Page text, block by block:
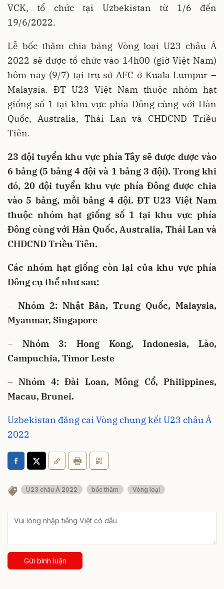
VCK, tổ chức tại Uzbekistan từ 1/6 đến
19/6/2022.
Lễ bốc thăm chia bảng Vòng loại U23 châu Á
2022 sẽ được tổ chức vào 14h00 (giờ Việt Nam)
hôm nay (9/7) tại trụ sở AFC ở Kuala Lumpur –
Malaysia. ĐT U23 Việt Nam thuộc nhóm hạt
giống số 1 tại khu vực phía Đông cùng với Hàn
Quốc, Australia, Thái Lan và CHDCND Triều
Tiên.
23 đội tuyển khu vực phía Tây sẽ được được vào
6 bảng (5 bảng 4 đội và 1 bảng 3 đội). Trong khi
đó, 20 đội tuyển khu vực phía Đông được chia
vào 5 bảng, mỗi bảng 4 đội. ĐT U23 Việt Nam
thuộc nhóm hạt giống số 1 tại khu vực phía
Đông cùng với Hàn Quốc, Australia, Thái Lan và
CHDCND Triều Tiên.
Các nhóm hạt giống còn lại của khu vực phía
Đông cụ thể như sau:
– Nhóm 2: Nhật Bản, Trung Quốc, Malaysia,
Myanmar, Singapore
– Nhóm 3: Hong Kong, Indonesia, Lào,
Campuchia, Timor Leste
– Nhóm 4: Đài Loan, Mông Cổ, Philippines,
Macau, Brunei.
Uzbekistan đăng cai Vòng chung kết U23 châu Á
2022
U23 châu Á 2022 bốc thăm Vòng loại
Gửi bình luận